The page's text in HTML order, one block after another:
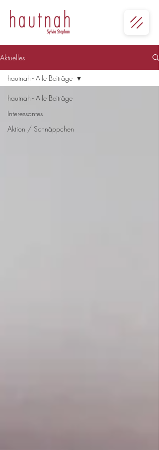
Aktuelles
hautnah - Alle Beiträge
Interessantes
Aktion / Schnäppchen
hautnah - Alle Beiträge